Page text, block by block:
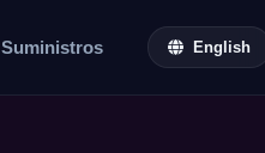
Suministros English